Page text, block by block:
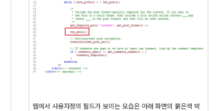
웹에서 사용자정의 필드가 보이는 모습은 아래 화면의 붉은색 박